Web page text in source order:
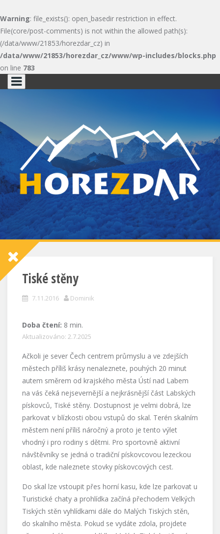
Warning: file_exists(): open_basedir restriction in effect.
File(core/post-comments) is not within the allowed path(s):
(/data/www/21853/horezdar_cz) in
/data/www/21853/horezdar_cz/www/wp-includes/blocks.php
on line 783
Skip
to
Tiské stěny
7.11.2016 Dominik
Doba čtení: 8 min.
Aktualizováno: 2.7.2025
Ačkoli je sever Čech centrem průmyslu a ve zdejších
městech příliš krásy nenaleznete, pouhých 20 minut
autem směrem od krajského města Ústí nad Labem
na vás čeká nejsevernější a nejkrásnější část Labských
pískovců, Tiské stěny. Dostupnost je velmi dobrá, lze
parkovat v blízkosti obou vstupů do skal. Terén skalním
městem není příliš náročný a proto je tento výlet
vhodný i pro rodiny s dětmi. Pro sportovně aktivní
návštěvníky se jedná o tradiční pískovcovou lezeckou
oblast, kde naleznete stovky pískovcových cest.
Do skal lze vstoupit přes horní kasu, kde lze parkovat u
Turistické chaty a prohlídka začíná přechodem Velkých
Tiských stěn vyhlídkami dále do Malých Tiských stěn,
do skalního města. Pokud se vydáte zdola, projdete